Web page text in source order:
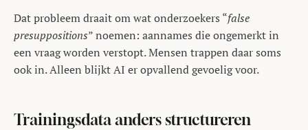
Dat probleem draait om wat onderzoekers “false
presuppositions” noemen: aannames die ongemerkt in
een vraag worden verstopt. Mensen trappen daar soms
ook in. Alleen blijkt AI er opvallend gevoelig voor.
Trainingsdata anders structureren